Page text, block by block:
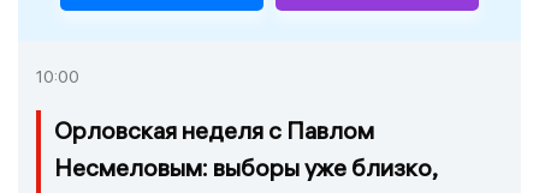
10:00
Орловская неделя с Павлом
Несмеловым: выборы уже близко,